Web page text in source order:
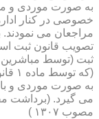
به صورت موردی و
خصوصی در كنار
مراجعان می نمودند.
ثبت (توسط مباشرین
به صورت موردی و
مصوب ۱۳۰۷ )